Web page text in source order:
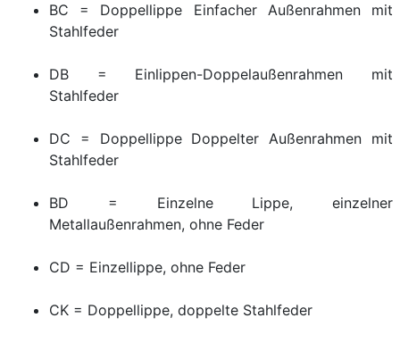
BC = Doppellippe Einfacher Außenrahmen mit
Stahlfeder
DB = Einlippen-Doppelaußenrahmen mit
Stahlfeder
DC = Doppellippe Doppelter Außenrahmen mit
Stahlfeder
BD = Einzelne Lippe, einzelner
Metallaußenrahmen, ohne Feder
CD = Einzellippe, ohne Feder
CK = Doppellippe, doppelte Stahlfeder